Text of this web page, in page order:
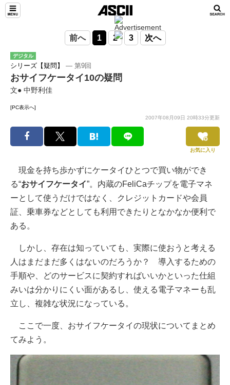
前へ 1 2 3 次へ
デジタル
シリーズ【疑問】 ― 第9回
おサイフケータイ10の疑問
文● 中野利佳
[PC表示へ]
2007年08月09日 20時33分更新
お気に入り
現金を持ち歩かずにケータイひとつで買い物ができ
る“おサイフケータイ”。内蔵のFeliCaチップを電子マネ
ーとして使うだけではなく、クレジットカードや会員
証、乗車券などとしても利用できたりとなかなか便利で
ある。
しかし、存在は知っていても、実際に使おうと考える
人はまだまだ多くはないのだろうか？ 導入するための
手順や、どのサービスに契約すればいいかといった仕組
みいは分かりにくい面があるし、使える電子マネーも乱
立し、複雑な状況になっている。
ここで一度、おサイフケータイの現状についてまとめ
てみよう。